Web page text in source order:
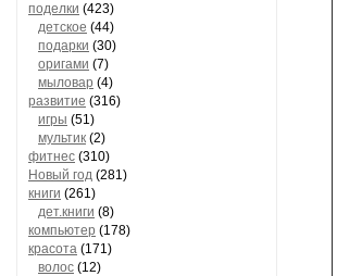
поделки (423)
детское (44)
подарки (30)
оригами (7)
мыловар (4)
развитие (316)
игры (51)
мультик (2)
фитнес (310)
Новый год (281)
книги (261)
дет.книги (8)
компьютер (178)
красота (171)
волос (12)